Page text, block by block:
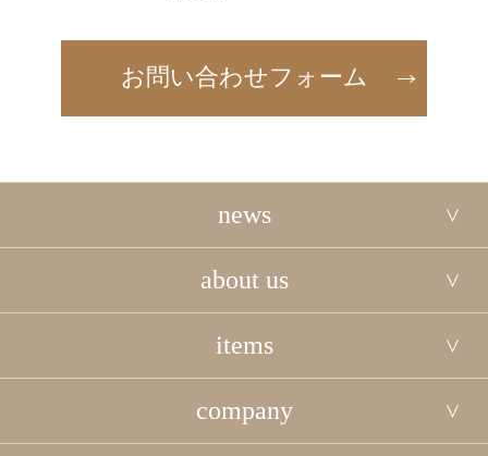
お問い合わせフォーム
news
about us
items
company